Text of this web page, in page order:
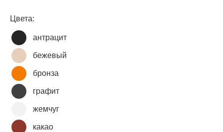
Цвета:
антрацит
бежевый
бронза
графит
жемчуг
какао